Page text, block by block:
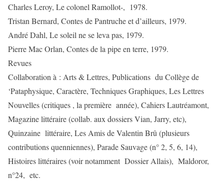
Charles Leroy, Le colonel Ramollot-, 1978.
Tristan Bernard, Contes de Pantruche et d’ailleurs, 1979.
André Dahl, Le soleil ne se leva pas, 1979.
Pierre Mac Orlan, Contes de la pipe en terre, 1979.
Revues
Collaboration à : Arts & Lettres, Publications du Collège de
‘Pataphysique, Caractère, Techniques Graphiques, Les Lettres
Nouvelles (critiques , la première année), Cahiers Lautréamont,
Magazine littéraire (collab. aux dossiers Vian, Jarry, etc),
Quinzaine littéraire, Les Amis de Valentin Brû (plusieurs
contributions quenniennes), Parade Sauvage (n° 2, 5, 6, 14),
Histoires littéraires (voir notamment Dossier Allais), Maldoror,
n°24, etc.